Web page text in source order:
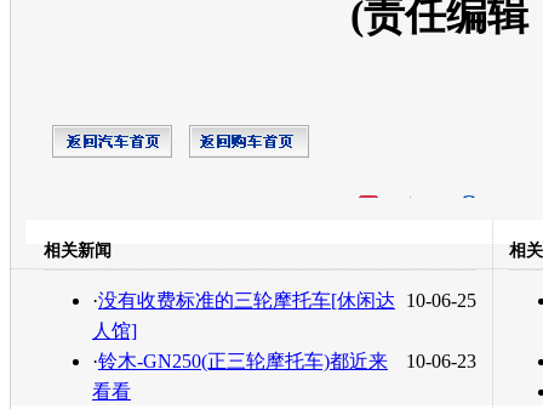
(责任编辑
转发至：
相关新闻
10-06-25
·没有收费标准的三轮摩托车[休闲达
人馆]
10-06-23
·铃木-GN250(正三轮摩托车)都近来
看看
相